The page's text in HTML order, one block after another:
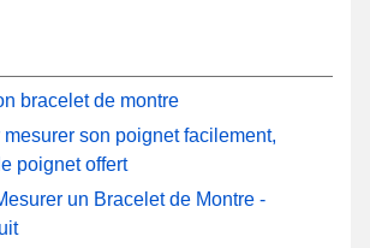
bracelet de montre
son poignet facilement,
poignet offert
un Bracelet de Montre -